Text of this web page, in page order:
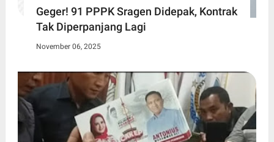
Geger! 91 PPPK Sragen Didepak, Kontrak
Tak Diperpanjang Lagi
November 06, 2025